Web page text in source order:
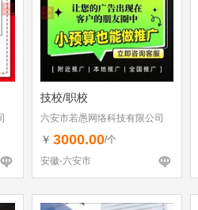
技校/职校
六安市若愚网络科技有限公司
￥ 3000.00/个
安徽-六安市